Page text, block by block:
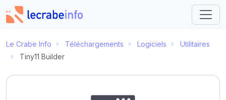
Le Crabe Info Téléchargements Logiciels
Utilitaires
Tiny11 Builder